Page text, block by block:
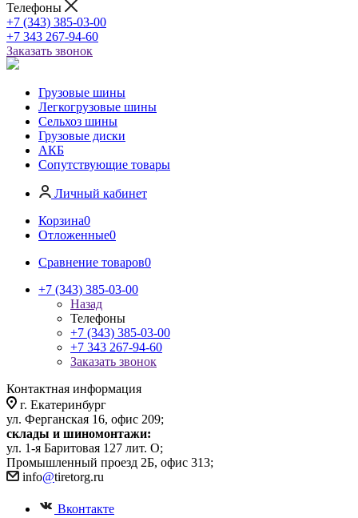
Телефоны
+7 (343) 385-03-00
+7 343 267-94-60
Заказать звонок
Грузовые шины
Легкогрузовые шины
Сельхоз шины
Грузовые диски
АКБ
Сопутствующие товары
Личный кабинет
Корзина0
Отложенные0
Сравнение товаров0
+7 (343) 385-03-00
Назад
Телефоны
+7 (343) 385-03-00
+7 343 267-94-60
Заказать звонок
Контактная информация
г. Екатеринбург
ул. Ферганская 16, офис 209;
склады и шиномонтажи:
ул. 1-я Баритовая 127 лит. О;
Промышленный проезд 2Б, офис 313;
info@tiretorg.ru
Вконтакте